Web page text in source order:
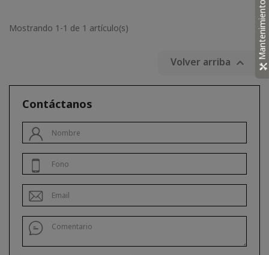
Contáctanos
Mostrando 1-1 de 1 artículo(s)
Volver arriba 
Mantenimiento